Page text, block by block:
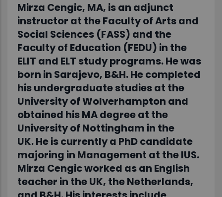
Mirza Cengic, MA, is an adjunct
instructor at the Faculty of Arts and
Social Sciences (FASS) and the
Faculty of Education (FEDU) in the
ELIT and ELT study programs. He was
born in Sarajevo, B&H. He completed
his undergraduate studies at the
University of Wolverhampton and
obtained his MA degree at the
University of Nottingham in the
UK. He is currently a PhD candidate
majoring in Management at the IUS.
Mirza Cengic worked as an English
teacher in the UK, the Netherlands,